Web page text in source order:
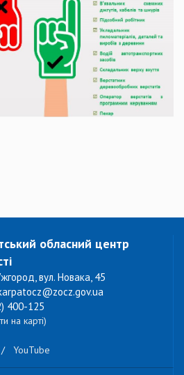
обласний центр
вул. Новака, 45
400-125
на карті)
/ YouTube